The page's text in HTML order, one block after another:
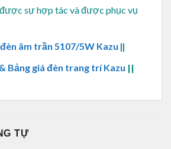
sự hợp tác và được phục vụ
âm trần 5107/5W Kazu ||
Bảng giá đèn trang trí Kazu ||
TỰ